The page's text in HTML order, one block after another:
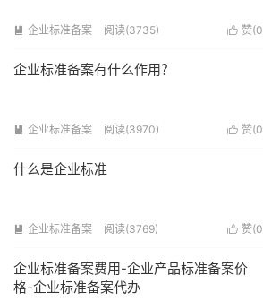
 赞(0
 企业标准备案 阅读(3735)
企业标准备案有什么作用？
 赞(0
 企业标准备案 阅读(3970)
什么是企业标准
 赞(0
 企业标准备案 阅读(3769)
企业标准备案费用-企业产品标准备案价
格-企业标准备案代办